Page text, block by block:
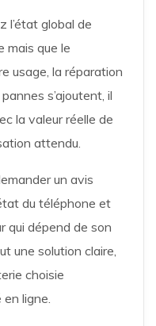
l’état global de
mais que le
usage, la réparation
s’ajoutent, il
la valeur réelle de
attendu.
un avis
du téléphone et
qui dépend de son
une solution claire,
choisie
ligne.